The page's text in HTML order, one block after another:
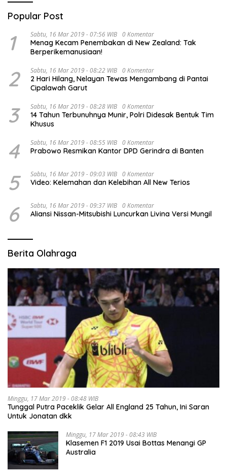
Popular Post
1 Sabtu, 16 Mar 2019 - 07:56 WIB 0 Komentar
Menag Kecam Penembakan di New Zealand: Tak
Berperikemanusiaan!
2 Sabtu, 16 Mar 2019 - 08:22 WIB 0 Komentar
2 Hari Hilang, Nelayan Tewas Mengambang di Pantai
Cipalawah Garut
3 Sabtu, 16 Mar 2019 - 08:28 WIB 0 Komentar
14 Tahun Terbunuhnya Munir, Polri Didesak Bentuk Tim
Khusus
4 Sabtu, 16 Mar 2019 - 08:55 WIB 0 Komentar
Prabowo Resmikan Kantor DPD Gerindra di Banten
5 Sabtu, 16 Mar 2019 - 09:03 WIB 0 Komentar
Video: Kelemahan dan Kelebihan All New Terios
6 Sabtu, 16 Mar 2019 - 09:37 WIB 0 Komentar
Aliansi Nissan-Mitsubishi Luncurkan Livina Versi Mungil
Berita Olahraga
Minggu, 17 Mar 2019 - 08:48 WIB
Tunggal Putra Paceklik Gelar All England 25 Tahun, Ini Saran
Untuk Jonatan dkk
Minggu, 17 Mar 2019 - 08:43 WIB
Klasemen F1 2019 Usai Bottas Menangi GP
Australia